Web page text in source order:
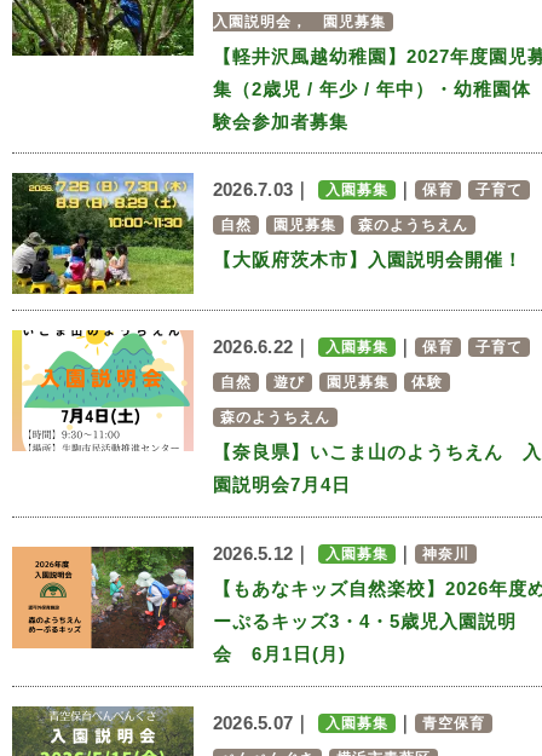
入園説明会， 園児募集
【軽井沢風越幼稚園】2027年度園児
集（2歳児 / 年少 / 年中）・幼稚園体
験会参加者募集
2026.7.03｜ 入園募集 保育 子育て
自然 園児募集 森のようちえん
【大阪府茨木市】入園説明会開催！
2026.6.22｜ 入園募集 保育 子育て
自然 遊び 園児募集 体験
森のようちえん
【奈良県】いこま山のようちえん 入
園説明会7月4日
2026.5.12｜ 入園募集 神奈川
【もあなキッズ自然楽校】2026年度
ーぷるキッズ3・4・5歳児入園説明
会 6月1日(月)
2026.5.07｜ 入園募集 青空保育